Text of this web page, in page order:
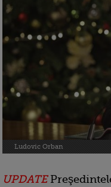
Ludovic Orban
UPDATE